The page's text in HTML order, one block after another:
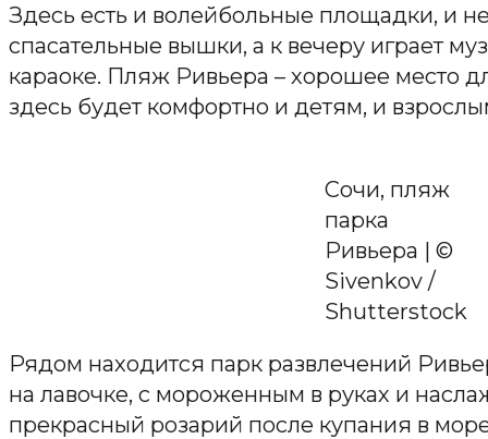
Здесь есть и волейбольные площадки, и
спасательные вышки, а к вечеру играет
караоке. Пляж Ривьера – хорошее место
здесь будет комфортно и детям, и
Сочи, пляж
парка
Ривьера | ©
Sivenkov /
Shutterstock
Рядом находится парк развлечений
на лавочке, с мороженным в руках и
прекрасный розарий после купания в